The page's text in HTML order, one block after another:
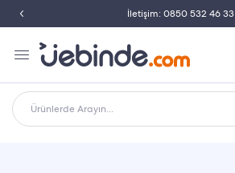
İletişim: 0850 532 46 33
Ürünlerde Arayın...